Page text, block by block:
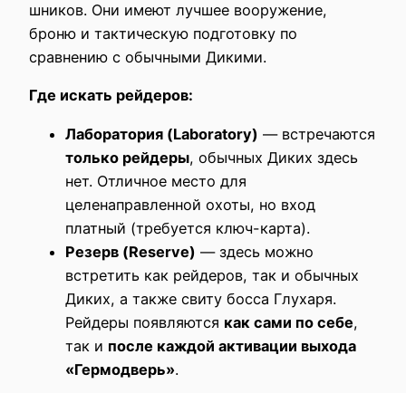
шников. Они имеют лучшее вооружение,
броню и тактическую подготовку по
сравнению с обычными Дикими.
Где искать рейдеров:
Лаборатория (Laboratory) — встречаются
только рейдеры, обычных Диких здесь
нет. Отличное место для
целенаправленной охоты, но вход
платный (требуется ключ-карта).
Резерв (Reserve) — здесь можно
встретить как рейдеров, так и обычных
Диких, а также свиту босса Глухаря.
Рейдеры появляются как сами по себе,
так и после каждой активации выхода
«Гермодверь».